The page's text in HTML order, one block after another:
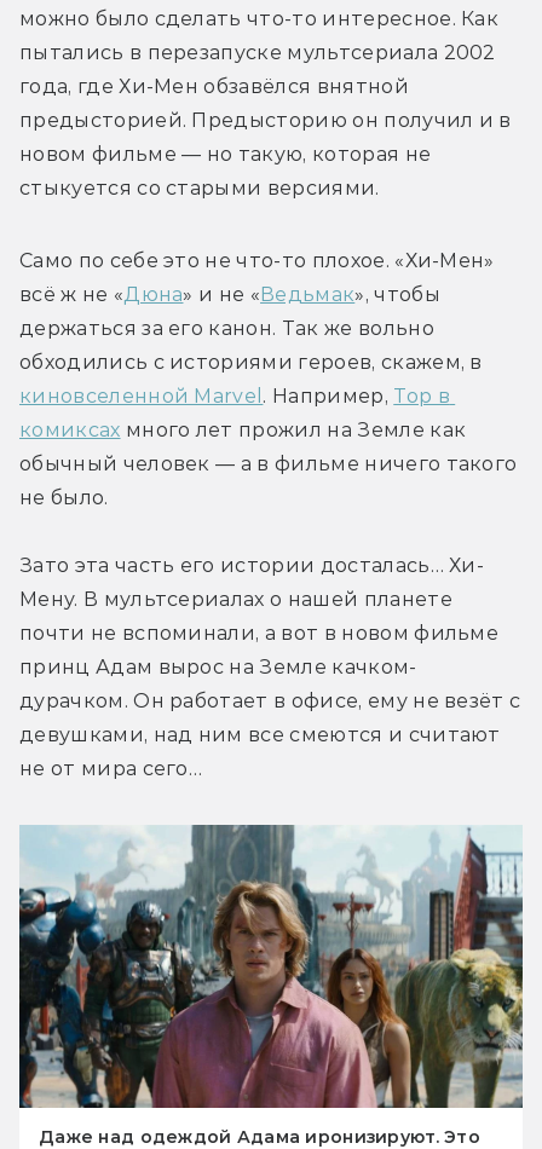
можно было сделать что-то интересное. Как
пытались в перезапуске мультсериала 2002
года, где Хи-Мен обзавёлся внятной
предысторией. Предысторию он получил и в
новом фильме — но такую, которая не
стыкуется со старыми версиями.
Само по себе это не что-то плохое. «Хи-Мен»
всё ж не «Дюна» и не «Ведьмак», чтобы
держаться за его канон. Так же вольно
киновселенной Marvel . Например, Тор в
комиксах много лет прожил на Земле как
обычный человек — а в фильме ничего такого
не было.
Зато эта часть его истории досталась… Хи-
Мену. В мультсериалах о нашей планете
почти не вспоминали, а вот в новом фильме
принц Адам вырос на Земле качком-
дурачком. Он работает в офисе, ему не везёт с
девушками, над ним все смеются и считают
не от мира сего…
Даже над одеждой Адама иронизируют. Это